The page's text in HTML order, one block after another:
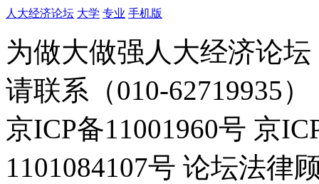
人大经济论坛 大学 专业 手机版
为做大做强人大经济论
请联系（010-62719935）
京ICP备11001960号 京
1101084107号 论坛法律